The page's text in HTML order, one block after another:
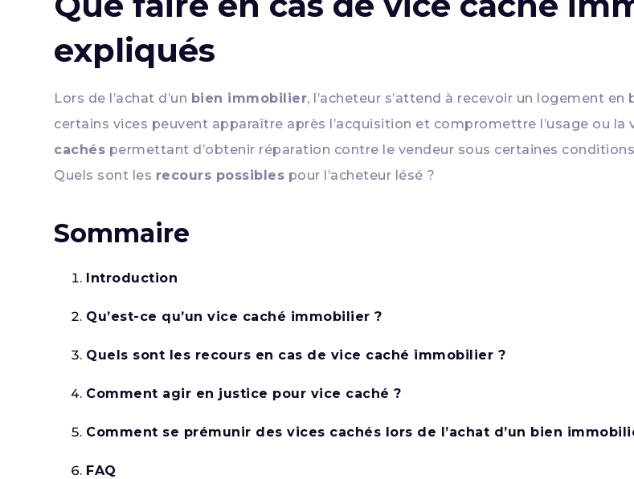
expliqués
Lors de l’achat d’un bien immobilier, l’acheteur s’attend à recevoir un logement
certains vices peuvent apparaître après l’acquisition et compromettre l’usage ou la
cachés permettant d’obtenir réparation contre le vendeur sous certaines
Quels sont les recours possibles pour l’acheteur lésé ?
Sommaire
Introduction
Qu’est-ce qu’un vice caché immobilier ?
Quels sont les recours en cas de vice caché immobilier ?
Comment agir en justice pour vice caché ?
Comment se prémunir des vices cachés lors de l’achat d’un bien
FAQ